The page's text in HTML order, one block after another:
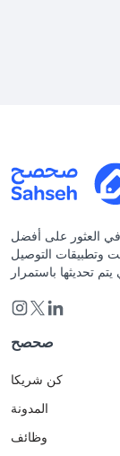
العثور على أفضل
وتطبيقات التوصيل
صحصح
كن شريكا
المدونة
وظائف